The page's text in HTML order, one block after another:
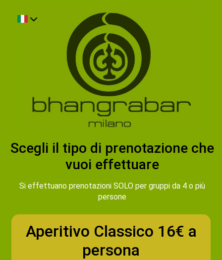
Scegli il tipo di prenotazione che
vuoi effettuare
Si effettuano prenotazioni SOLO per gruppi da 4 o più
persone
Aperitivo Classico 16€ a
persona